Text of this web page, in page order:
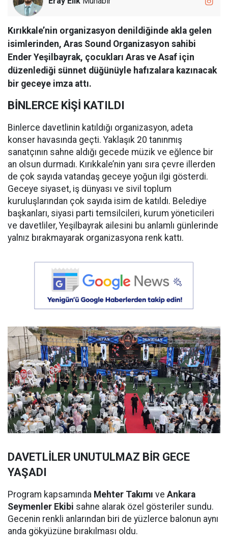
Kırıkkale’nin organizasyon denildiğinde akla gelen
isimlerinden, Aras Sound Organizasyon sahibi
Ender Yeşilbayrak, çocukları Aras ve Asaf için
düzenlediği sünnet düğünüyle hafızalara kazınacak
bir geceye imza attı.
BİNLERCE KİŞİ KATILDI
Binlerce davetlinin katıldığı organizasyon, adeta
konser havasında geçti. Yaklaşık 20 tanınmış
sanatçının sahne aldığı gecede müzik ve eğlence bir
an olsun durmadı. Kırıkkale’nin yanı sıra çevre illerden
de çok sayıda vatandaş geceye yoğun ilgi gösterdi.
Geceye siyaset, iş dünyası ve sivil toplum
kuruluşlarından çok sayıda isim de katıldı. Belediye
başkanları, siyasi parti temsilcileri, kurum yöneticileri
ve davetliler, Yeşilbayrak ailesini bu anlamlı günlerinde
yalnız bırakmayarak organizasyona renk kattı.
DAVETLİLER UNUTULMAZ BİR GECE
YAŞADI
Program kapsamında Mehter Takımı ve Ankara
Seymenler Ekibi sahne alarak özel gösteriler sundu.
Gecenin renkli anlarından biri de yüzlerce balonun aynı
anda gökyüzüne bırakılması oldu.